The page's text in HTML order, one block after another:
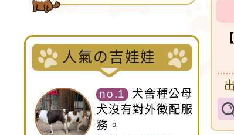
人氣の吉娃娃
no.1
犬舍種公母
犬沒有對外徵配服
務。